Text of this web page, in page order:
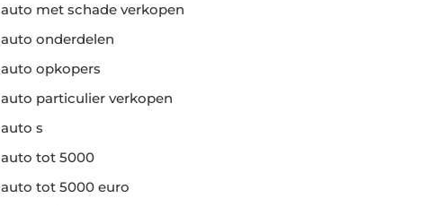
auto met schade verkopen
auto onderdelen
auto opkopers
auto particulier verkopen
auto s
auto tot 5000
auto tot 5000 euro